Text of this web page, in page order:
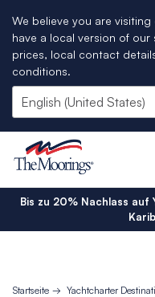
We believe you are
have a local version of our
prices, local contact
conditions.
Bis zu 20% Nachlass
Startseite Yachtcharter